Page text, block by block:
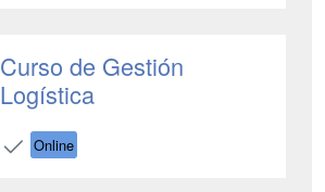
Curso de Gestión
Logística
Online